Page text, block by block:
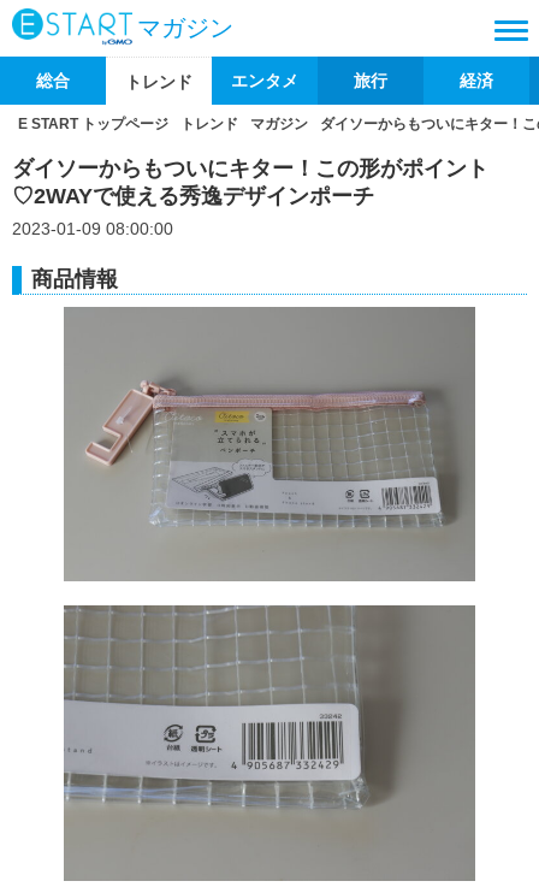
マガジン
総合 トレンド エンタメ 旅行 経済
E START トップページ トレンド マガジン ダイソーからもついにキター！
ダイソーからもついにキター！この形がポイント
♡2WAYで使える秀逸デザインポーチ
2023-01-09 08:00:00
商品情報